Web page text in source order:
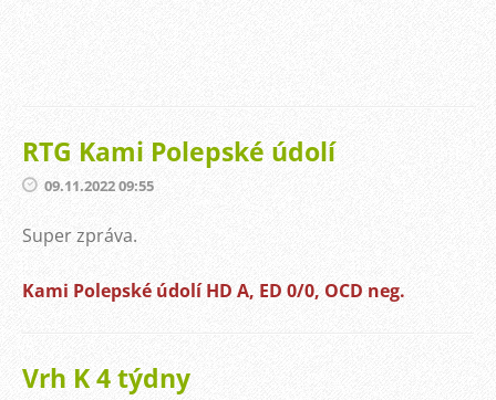
RTG Kami Polepské údolí
09.11.2022 09:55
Super zpráva.
Kami Polepské údolí HD A, ED 0/0, OCD neg.
Vrh K 4 týdny